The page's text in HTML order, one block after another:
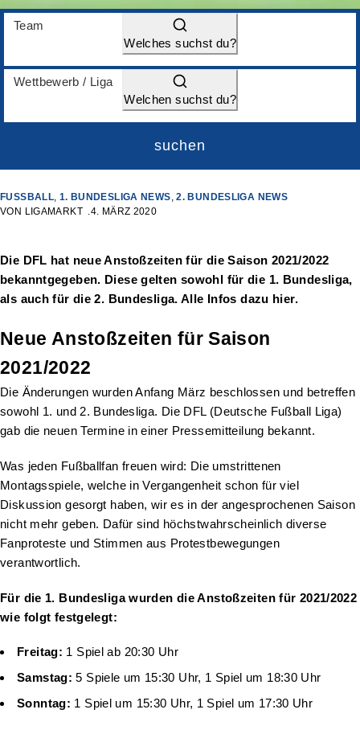
Team
Welches suchst du?
Wettbewerb / Liga
Welchen suchst du?
suchen
FUSSBALL , 1. BUNDESLIGA NEWS,2. BUNDESLIGA NEWS
VON LIGAMARKT 4. MÄRZ 2020
Die DFL hat neue Anstoßzeiten für die Saison 2021/2022
bekanntgegeben. Diese gelten sowohl für die 1. Bundesliga,
als auch für die 2. Bundesliga. Alle Infos dazu hier.
Neue Anstoßzeiten für Saison
2021/2022
Die Änderungen wurden Anfang März beschlossen und betreffen
sowohl 1. und 2. Bundesliga. Die DFL (Deutsche Fußball Liga)
gab die neuen Termine in einer Pressemitteilung bekannt.
Was jeden Fußballfan freuen wird: Die umstrittenen
Montagsspiele, welche in Vergangenheit schon für viel
Diskussion gesorgt haben, wir es in der angesprochenen Saison
nicht mehr geben. Dafür sind höchstwahrscheinlich diverse
Fanproteste und Stimmen aus Protestbewegungen
verantwortlich.
Für die 1. Bundesliga wurden die Anstoßzeiten für 2021/2022
wie folgt festgelegt:
Freitag: 1 Spiel ab 20:30 Uhr
Samstag: 5 Spiele um 15:30 Uhr, 1 Spiel um 18:30 Uhr
Sonntag: 1 Spiel um 15:30 Uhr, 1 Spiel um 17:30 Uhr